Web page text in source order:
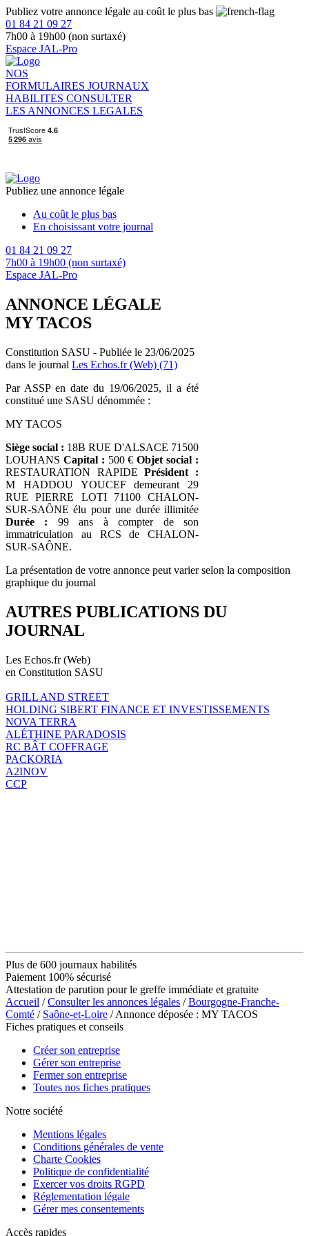
Publiez votre annonce légale au coût le plus bas
01 84 21 09 27
7h00 à 19h00 (non surtaxé)
Espace JAL-Pro
NOS
FORMULAIRES JOURNAUX
HABILITES CONSULTER
LES ANNONCES LEGALES
Publiez une annonce légale
Au coût le plus bas
En choisissant votre journal
01 84 21 09 27
7h00 à 19h00 (non surtaxé)
Espace JAL-Pro
ANNONCE LÉGALE
MY TACOS
Constitution SASU - Publiée le 23/06/2025
dans le journal Les Echos.fr (Web) (71)
Par ASSP en date du 19/06/2025, il a été
constitué une SASU dénommée :
MY TACOS
Siège social : 18B RUE D'ALSACE 71500
LOUHANS Capital : 500 €Objet social :
RESTAURATION RAPIDEPrésident :
M HADDOU YOUCEF demeurant 29
RUE PIERRE LOTI 71100 CHALON-
SUR-SAÔNE élu pour une durée illimitée
Durée : 99 ans à compter de son
immatriculation au RCS de CHALON-
SUR-SAÔNE.
La présentation de votre annonce peut varier selon la composition
graphique du journal
AUTRES PUBLICATIONS DU
JOURNAL
Les Echos.fr (Web)
en Constitution SASU
GRILL AND STREET
HOLDING SIBERT FINANCE ET INVESTISSEMENTS
NOVA TERRA
ALÉTHINE PARADOSIS
RC BÂT COFFRAGE
PACKORIA
A2INOV
CCP
Plus de 600 journaux habilités
Paiement 100% sécurisé
Attestation de parution pour le greffe immédiate et gratuite
Accueil /Consulter les annonces légales /Bourgogne-Franche-
Comté / Saône-et-Loire / Annonce déposée : MY TACOS
Fiches pratiques et conseils
Créer son entreprise
Gérer son entreprise
Fermer son entreprise
Toutes nos fiches pratiques
Notre société
Mentions légales
Conditions générales de vente
Charte Cookies
Politique de confidentialité
Exercer vos droits RGPD
Réglementation légale
Gérer mes consentements
Accès rapides